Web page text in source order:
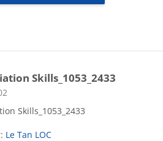
Skills_1053_2433
Skills_1053_2433
Le Tan LOC